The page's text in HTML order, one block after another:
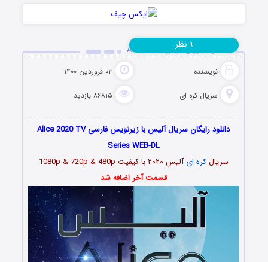
دانلود سریال آلیس Alice 2020
نویسنده ۰۳ فروردین ۱۴۰۰
سریال کره ای ۸۶۸۱۵ بازدید
۹ نظر
دانلود رایگان سریال آلیس با زیرنویس فارسی Alice 2020 TV
Series WEB-DL
سریالکره ایآلیس ۲۰۲۰ با کیفیت 1080p & 720p & 480p
قسمت آخر اضافه شد